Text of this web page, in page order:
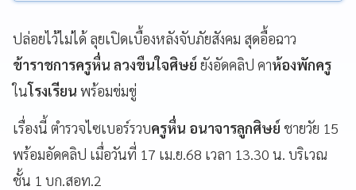
ปล่อยไว้ไม่ได้ ลุยเปิดเบื้องหลังจับภัยสังคม สุดอื้อฉาว
ข้าราชการครูหื่น ลวงขืนใจศิษย์ ยังอัดคลิป คาห้องพักครู
ในโรงเรียน พร้อมข่มขู่
เรื่องนี้ ตำรวจไซเบอร์รวบครูหื่น อนาจารลูกศิษย์ ชายวัย 15
พร้อมอัดคลิป เมื่อวันที่ 17 เม.ย.68 เวลา 13.30 น. บริเวณ
ชั้น 1 บก.สอท.2